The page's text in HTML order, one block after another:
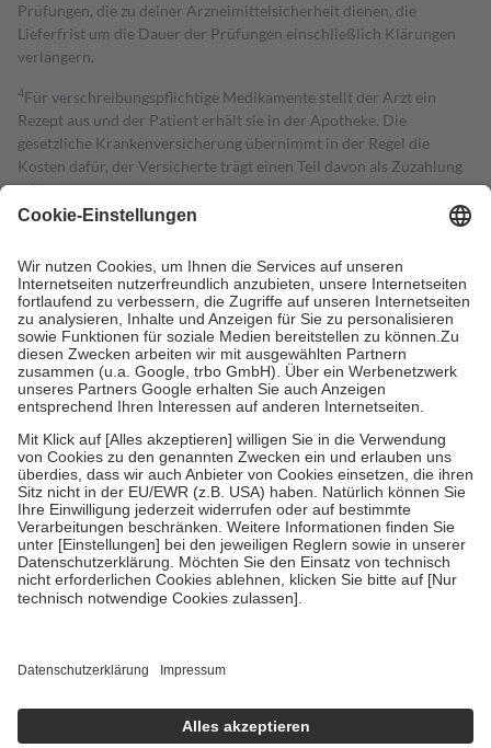
Prüfungen, die zu deiner Arzneimittelsicherheit dienen, die
Lieferfrist um die Dauer der Prüfungen einschließlich Klärungen
verlängern.
4Für verschreibungspflichtige Medikamente stellt der Arzt ein
Rezept aus und der Patient erhält sie in der Apotheke. Die
gesetzliche Krankenversicherung übernimmt in der Regel die
Kosten dafür, der Versicherte trägt einen Teil davon als Zuzahlung
mit.
Grundsätzlich leisten Mitglieder Zuzahlungen in Höhe von zehn
höchstens zehn Euro.
Es sind jedoch nie mehr als die tatsächlichen
Kosten der Leistung zu entrichten.
Diese Regeln gelten grundsätzlich auch für Online-Apotheken.
Bei Heilmitteln und häuslicher Krankenpflege beträgt die
Zuzahlung zehn Prozent der Kosten sowie zehn Euro je
Verordnung.
Um das Engagement der Versicherten für ihre eigene Gesundheit zu
stärken und die besondere Stellung der Familie zu unterstützen,
fallenkeine Zuzahlungenan bei:
• Kindern und Jugendlichen bis zum vollendeten 18. Lebensjahr
mit Ausnahme der Fahrkosten
• Untersuchungen zur Vorsorge und Früherkennung, die von der
GKV getragen werden
• empfohlenen Schutzimpfungen
• Harn- und Blutteststreifen
getroffen, um sicherzustellen, dass es sich um echte Bewertungen
https://help.etrusted.com/hc/de/articles/4419944605341